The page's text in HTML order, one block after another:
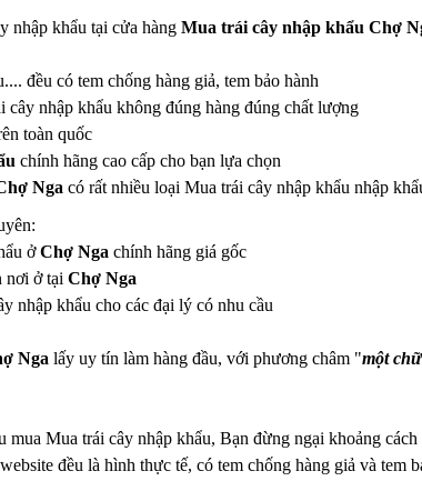
nhập khẩu tại cửa hàng Mua trái cây nhập khẩu Chợ
đều có tem chống hàng giả, tem bảo hành
nhập khẩu không đúng hàng đúng chất lượng
toàn quốc
chính hãng cao cấp cho bạn lựa chọn
Nga có rất nhiều loại Mua trái cây nhập khẩu nhập
ởChợ Nga chính hãng giá gốc
nơi ở tại Chợ Nga
nhập khẩu cho các đại lý có nhu cầu
Nga lấy uy tín làm hàng đầu, với phương châm "một
mua Mua trái cây nhập khẩu, Bạn đừng ngại khoảng
đều là hình thực tế, có tem chống hàng giả và tem